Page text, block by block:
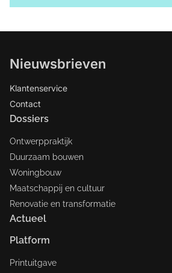
Nieuwsbrieven
Klantenservice
Contact
Dossiers
Ontwerppraktijk
Duurzaam bouwen
Woningbouw
Maatschappij en cultuur
Renovatie en transformatie
Actueel
Platform
Printuitgave